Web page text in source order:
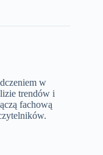
w
trendów i
fachową